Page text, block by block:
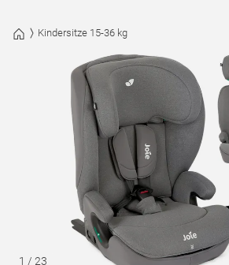
Kindersitze 15-36 kg
1 / 23